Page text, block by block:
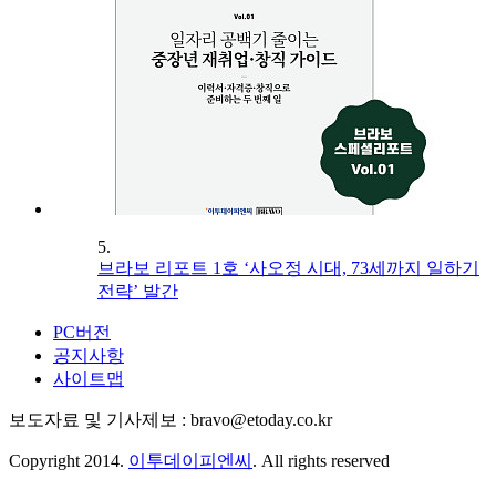
5.
브라보 리포트 1호 ‘사오정 시대, 73세까지 일하기
전략’ 발간
PC버전
공지사항
사이트맵
보도자료 및 기사제보 : bravo@etoday.co.kr
Copyright 2014. 이투데이피엔씨 . All rights reserved